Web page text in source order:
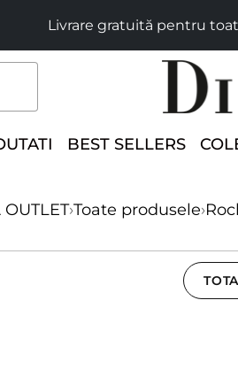
Livrare gratuită pentru
BEST SELLERS
OUTLET›Toate produsele›